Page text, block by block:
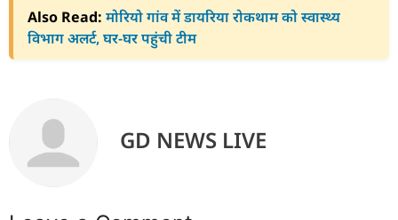
Also Read: मोरियो गांव में डायरिया रोकथाम को स्वास्थ्य
विभाग अलर्ट, घर-घर पहुंची टीम
GD NEWS LIVE